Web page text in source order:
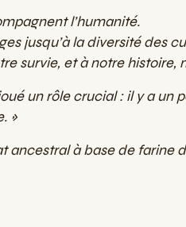
l’humanité.
jusqu’à la diversité des
survie, et à notre histoire,
un rôle crucial : il y a un
»
ancestral à base de farine